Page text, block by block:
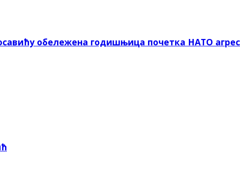
обележена годишњица почетка НАТО